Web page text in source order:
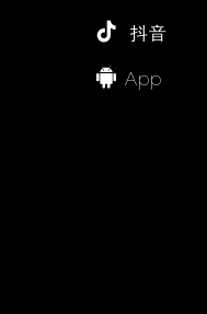
抖音
App